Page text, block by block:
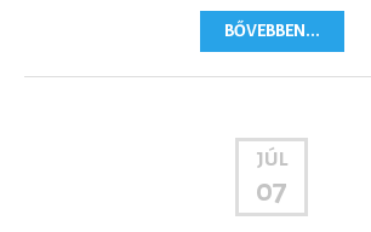
BŐVEBBEN...
JÚL
07